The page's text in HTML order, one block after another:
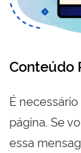
Conteúdo
É
página. Se
essa